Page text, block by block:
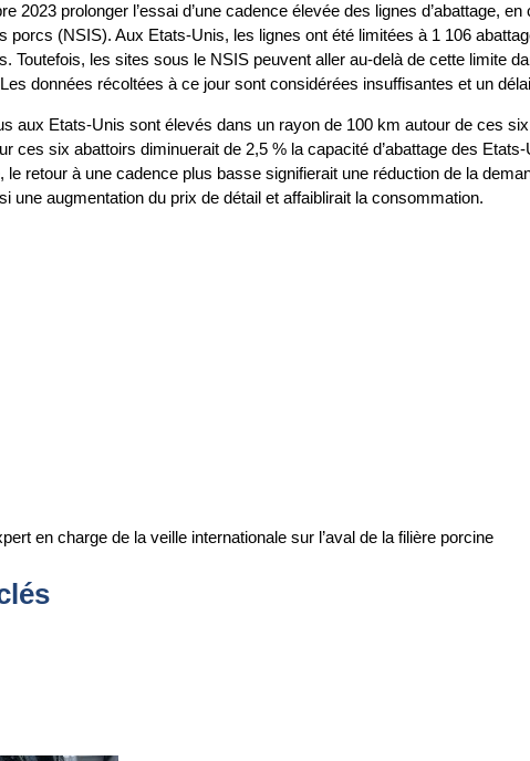
2023 prolonger l’essai d’une cadence élevée des lignes
porcs (NSIS). Aux Etats-Unis, les lignes ont été limitées à 1 106
Toutefois, les sites sous le NSIS peuvent aller au-delà de cette limite
données récoltées à ce jour sont considérées insuffisantes et un
aux Etats-Unis sont élevés dans un rayon de 100 km autour de ces
ces six abattoirs diminuerait de 2,5 % la capacité d’abattage des
le retour à une cadence plus basse signifierait une réduction de la
une augmentation du prix de détail et affaiblirait la consommation.
en charge de la veille internationale sur l’aval de la filière porcine